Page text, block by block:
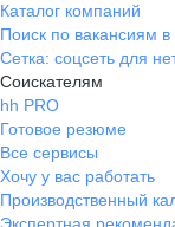
Каталог компаний
Поиск по вакансиям
Сетка: соцсеть для
Соискателям
hh PRO
Готовое резюме
Все сервисы
Хочу у вас работать
Производственный